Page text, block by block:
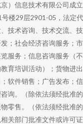
）信息技术有限公司成
楼29层2901-05，法定
技术咨询、技术交流、
；社会经济咨询服务；
服务；信息咨询服务（
育培训活动）；货物进
软件销售；广告发布；
询。（除依法须经批准
零售。（依法须经批准
关部门批准文件或许可